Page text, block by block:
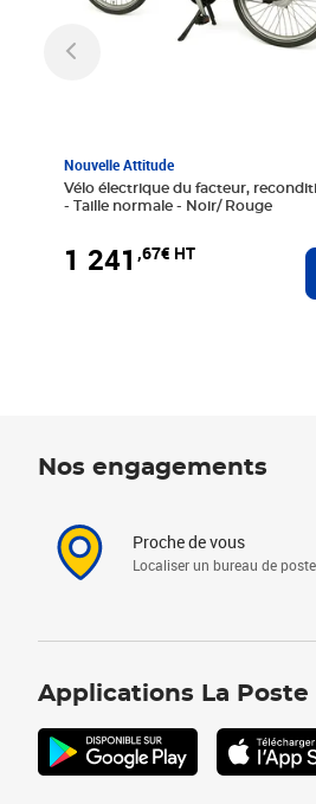
Nouvelle Attitude
Vélo électrique du facteur,
- Taille normale - Noir/ Rouge
1 241 ,67€ HT
Nos engagements
Proche de vous
Localiser un bureau de poste
Applications La Poste